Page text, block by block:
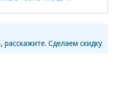
Сделаем скидку